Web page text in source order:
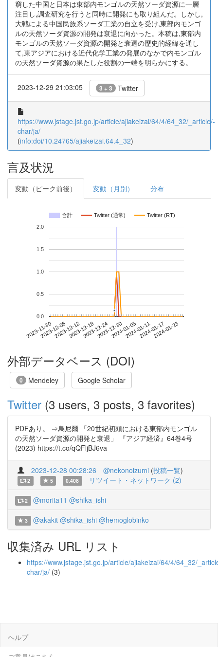
窮した中国と日本は東部内モンゴルの天然ソーダ資源に一層
注目し,調査研究を行うと同時に開発にも取り組んだ。しかし,
大戦による中国民族系ソーダ工業の自立を受け,東部内モンゴ
ルの天然ソーダ資源の開発は衰退に向かった。本稿は,東部内
モンゴルの天然ソーダ資源の開発と衰退の歴史的経緯を通し
て,東アジアにおける近代化学工業の発展のなかで内モンゴル
の天然ソーダ資源の果たした役割の一端を明らかにする。
2023-12-29 21:03:05 3 + 3 Twitter
https://www.jstage.jst.go.jp/article/ajiakeizai/64/4/64_32/_article/-
char/ja/
(info:doi/10.24765/ajiakeizai.64.4_32)
言及状況
変動（ピーク前後） 変動（月別） 分布
合計 Twitter (通常) Twitter (RT)
2023-11-302023-12-062023-12-122023-12-182023-12-242023-12-302024-01-052024-01-112024-01-172024-01-23
0.0
0.5
1.0
1.5
2.0
**
外部データベース (DOI)
0 Mendeley Google Scholar
Twitter (3 users, 3 posts, 3 favorites)
PDFあり。 ⇒烏尼爾 「20世紀初頭における東部内モンゴル
の天然ソーダ資源の開発と衰退」 『アジア経済』64巻4号
(2023) https://t.co/qQFljBJ6va
2023-12-28 00:28:26 @nekonoizumi (投稿一覧)
2 5 0.408 リツイート・ネットワーク (2)
2 @morita11 @shika_ishi
3 @akakit @shika_ishi @hemoglobinko
収集済み URL リスト
https://www.jstage.jst.go.jp/article/ajiakeizai/64/4/64_32/
char/ja/ (3)
ヘルプ